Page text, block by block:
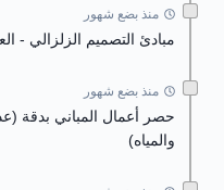
منذ بضع شهور
مبادئ التصميم الزلزالي -
منذ بضع شهور
حصر أعمال المباني بدقة
والمياه)